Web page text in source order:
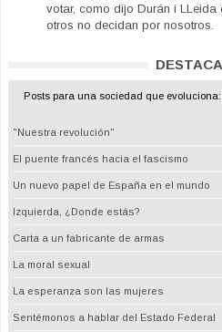
votar, como dijo Durán i
otros no decidan por nosotros.
Posts para una sociedad que evoluciona:
"Nuestra revolución"
El puente francés hacia el fascismo
Un nuevo papel de España en el mundo
Izquierda, ¿Donde estás?
Carta a un fabricante de armas
La moral sexual
La esperanza son las mujeres
Sentémonos a hablar del Estado Federal